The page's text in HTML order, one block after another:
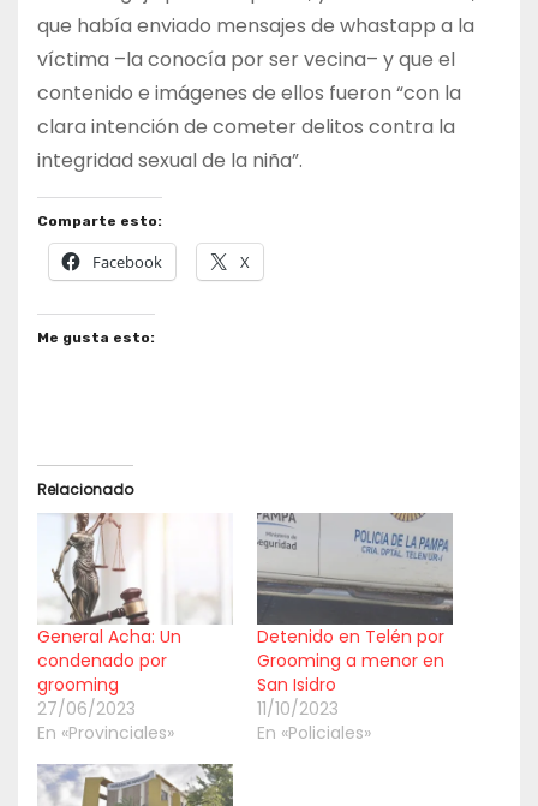
que había enviado mensajes de whastapp a la
víctima –la conocía por ser vecina– y que el
contenido e imágenes de ellos fueron “con la
clara intención de cometer delitos contra la
integridad sexual de la niña”.
Comparte esto:
Facebook X
Me gusta esto:
Relacionado
General Acha: Un
condenado por
grooming
27/06/2023
En «Provinciales»
Detenido en Telén por
Grooming a menor en
San Isidro
11/10/2023
En «Policiales»